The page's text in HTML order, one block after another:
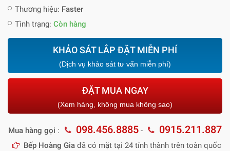
Thương hiệu: Faster
Tình trạng: Còn hàng
KHẢO SÁT LẮP ĐẶT MIỄN PHÍ
(Dịch vụ khảo sát tư vấn miễn phí)
ĐẶT MUA NGAY
(Xem hàng, không mua không sao)
Mua hàng gọi : 098.456.8885 - 0915.211.887
Bếp Hoàng Giađã có mặt tại 24 tỉnh thành trên toàn quốc